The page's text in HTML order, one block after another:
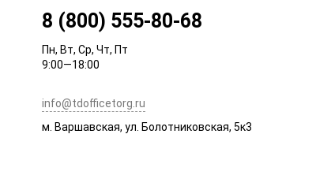
8 (800) 555-80-68
Пн, Вт, Ср, Чт, Пт
9:00—18:00
info@tdofficetorg.ru
м. Варшавская, ул. Болотниковская, 5к3